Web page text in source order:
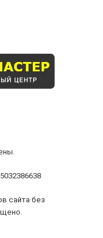
сайта без